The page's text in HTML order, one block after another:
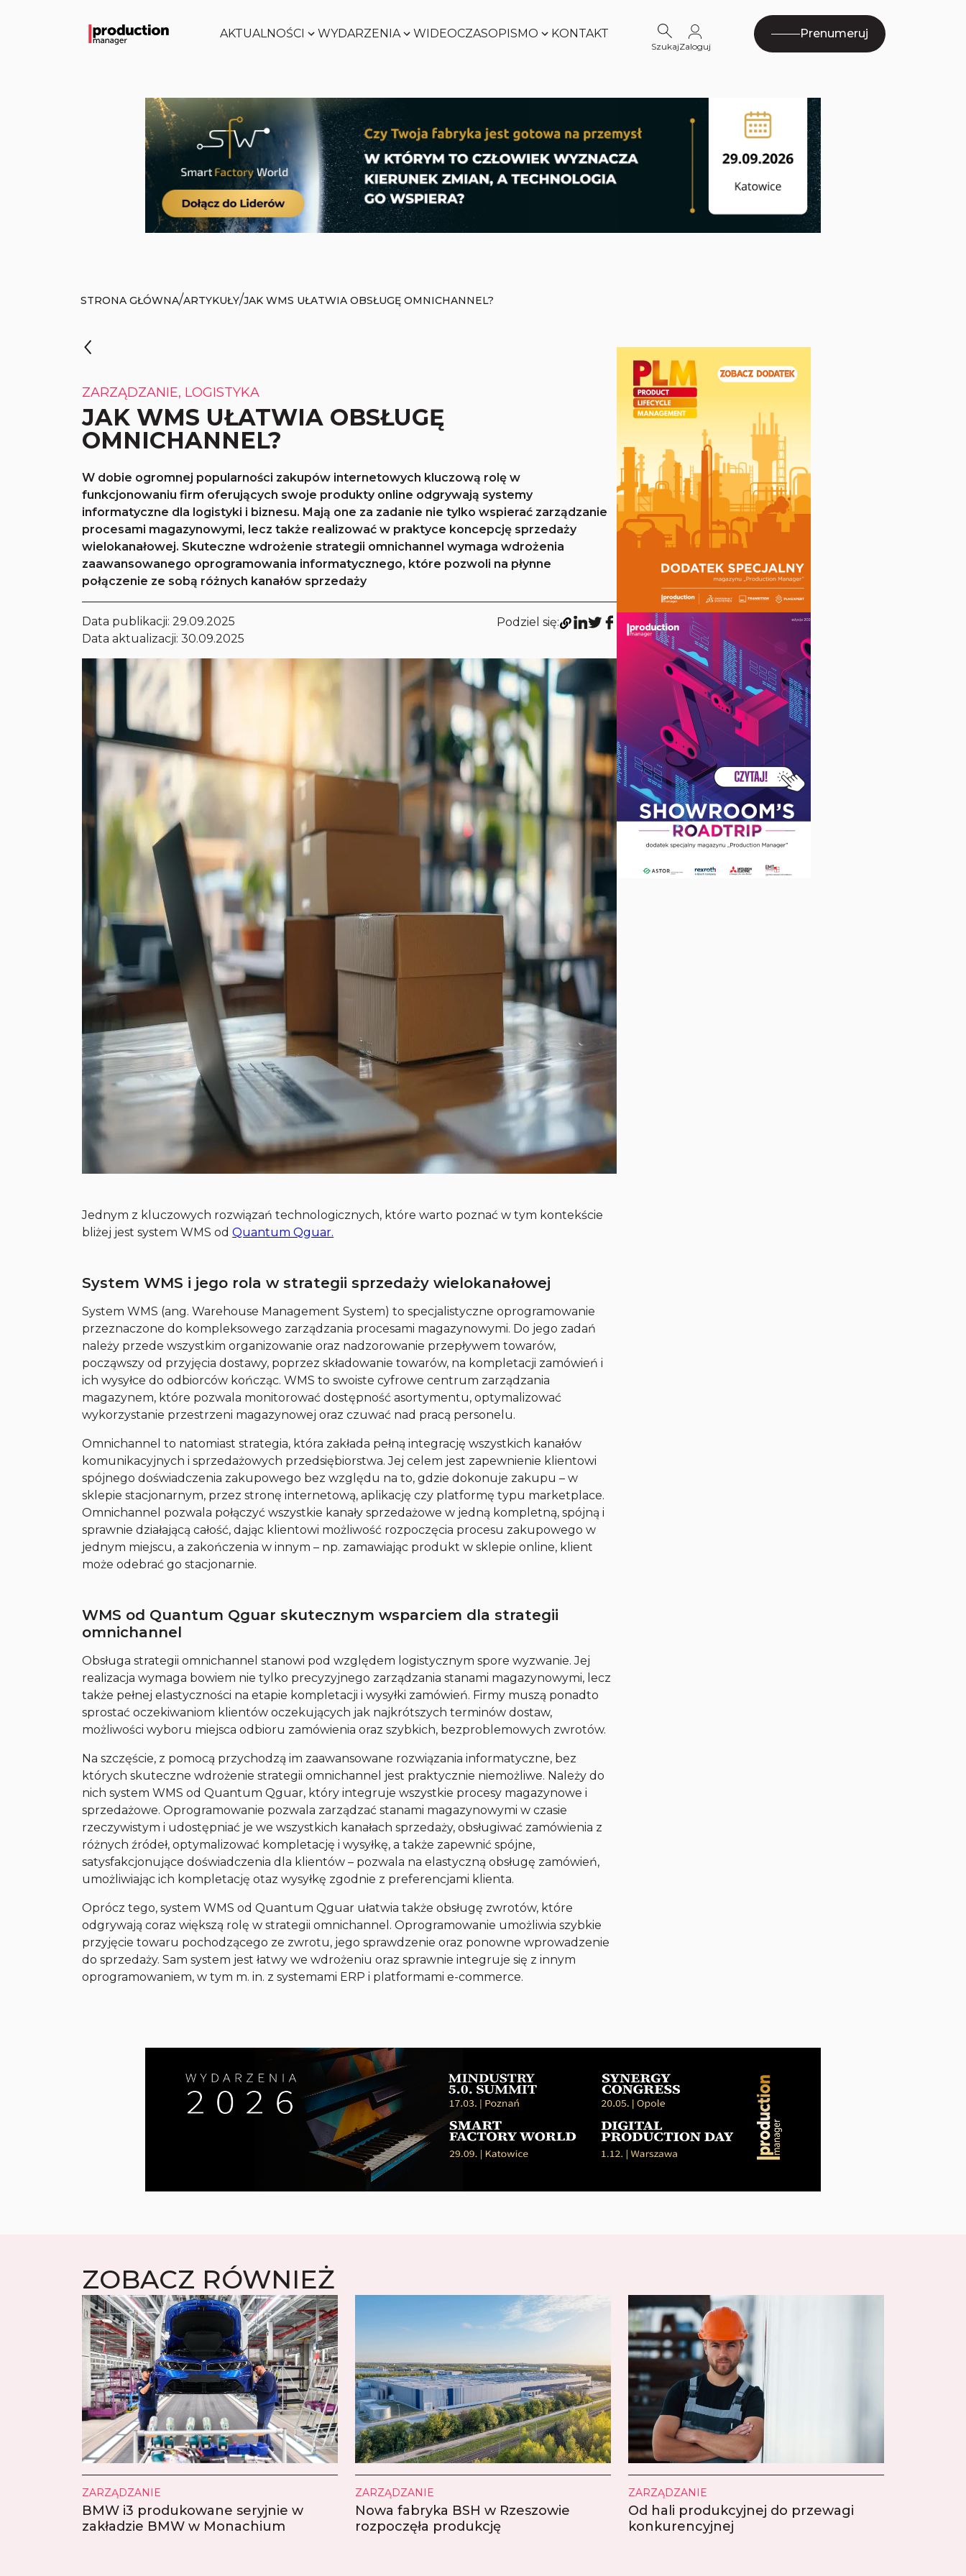
AKTUALNOŚCI WYDARZENIA
SMART
FACTORY
WORLD
WIDEOCZASOPISMO KONTAKT
SzukajZaloguj
Prenumeruj
FACTORY
WORLD
Zobacz
STRONA GŁÓWNA/ARTYKUŁY/JAK WMS UŁATWIA OBSŁUGĘ OMNICHANNEL?
ZARZĄDZANIE, LOGISTYKA
JAK WMS UŁATWIA OBSŁUGĘ
OMNICHANNEL?
W dobie ogromnej popularności zakupów internetowych kluczową rolę w
funkcjonowaniu firm oferujących swoje produkty online odgrywają systemy
informatyczne dla logistyki i biznesu. Mają one za zadanie nie tylko wspierać zarządzanie
procesami magazynowymi, lecz także realizować w praktyce koncepcję sprzedaży
wielokanałowej. Skuteczne wdrożenie strategii omnichannel wymaga wdrożenia
zaawansowanego oprogramowania informatycznego, które pozwoli na płynne
połączenie ze sobą różnych kanałów sprzedaży
Data publikacji:29.09.2025
Data aktualizacji: 30.09.2025
Podziel się:
Jednym z kluczowych rozwiązań technologicznych, które warto poznać w tym kontekście
bliżej jest system WMS odQuantum Qguar.
System WMS i jego rola w strategii sprzedaży wielokanałowej
System WMS (ang. Warehouse Management System) to specjalistyczne oprogramowanie
przeznaczone do kompleksowego zarządzania procesami magazynowymi. Do jego zadań
należy przede wszystkim organizowanie oraz nadzorowanie przepływem towarów,
począwszy od przyjęcia dostawy, poprzez składowanie towarów, na kompletacji zamówień i
ich wysyłce do odbiorców kończąc. WMS to swoiste cyfrowe centrum zarządzania
magazynem, które pozwala monitorować dostępność asortymentu, optymalizować
wykorzystanie przestrzeni magazynowej oraz czuwać nad pracą personelu.
Omnichannel to natomiast strategia, która zakłada pełną integrację wszystkich kanałów
komunikacyjnych i sprzedażowych przedsiębiorstwa. Jej celem jest zapewnienie klientowi
spójnego doświadczenia zakupowego bez względu na to, gdzie dokonuje zakupu – w
sklepie stacjonarnym, przez stronę internetową, aplikację czy platformę typu marketplace.
Omnichannel pozwala połączyć wszystkie kanały sprzedażowe w jedną kompletną, spójną i
sprawnie działającą całość, dając klientowi możliwość rozpoczęcia procesu zakupowego w
jednym miejscu, a zakończenia w innym – np. zamawiając produkt w sklepie online, klient
może odebrać go stacjonarnie.
WMS od Quantum Qguar skutecznym wsparciem dla strategii
omnichannel
Obsługa strategii omnichannel stanowi pod względem logistycznym spore wyzwanie. Jej
realizacja wymaga bowiem nie tylko precyzyjnego zarządzania stanami magazynowymi, lecz
także pełnej elastyczności na etapie kompletacji i wysyłki zamówień. Firmy muszą ponadto
sprostać oczekiwaniom klientów oczekujących jak najkrótszych terminów dostaw,
możliwości wyboru miejsca odbioru zamówienia oraz szybkich, bezproblemowych zwrotów.
Na szczęście, z pomocą przychodzą im zaawansowane rozwiązania informatyczne, bez
których skuteczne wdrożenie strategii omnichannel jest praktycznie niemożliwe. Należy do
nich system WMS od Quantum Qguar, który integruje wszystkie procesy magazynowe i
sprzedażowe. Oprogramowanie pozwala zarządzać stanami magazynowymi w czasie
rzeczywistym i udostępniać je we wszystkich kanałach sprzedaży, obsługiwać zamówienia z
różnych źródeł, optymalizować kompletację i wysyłkę, a także zapewnić spójne,
satysfakcjonujące doświadczenia dla klientów – pozwala na elastyczną obsługę zamówień,
umożliwiając ich kompletację otaz wysyłkę zgodnie z preferencjami klienta.
Oprócz tego, system WMS od Quantum Qguar ułatwia także obsługę zwrotów, które
odgrywają coraz większą rolę w strategii omnichannel. Oprogramowanie umożliwia szybkie
przyjęcie towaru pochodzącego ze zwrotu, jego sprawdzenie oraz ponowne wprowadzenie
do sprzedaży. Sam system jest łatwy we wdrożeniu oraz sprawnie integruje się z innym
oprogramowaniem, w tym m. in. z systemami ERP i platformami e-commerce.
ZOBACZ RÓWNIEŻ
ZARZĄDZANIE
BMW i3 produkowane seryjnie w
zakładzie BMW w Monachium
ZARZĄDZANIE
Nowa fabryka BSH w Rzeszowie
rozpoczęła produkcję
ZARZĄDZANIE
Od hali produkcyjnej do przewagi
konkurencyjnej